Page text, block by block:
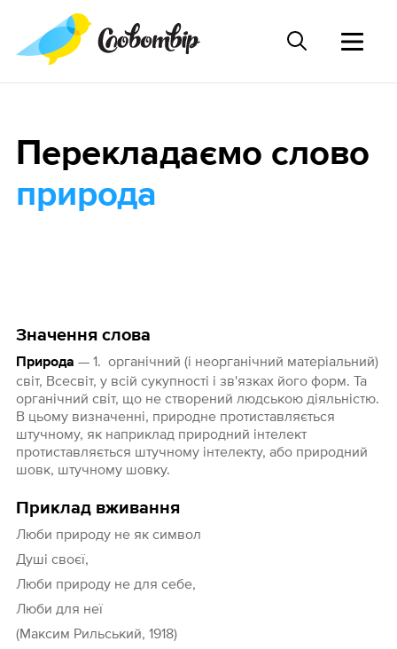
Значення слова
Природа — 1. органічний (і неорганічний матеріальний)
світ, Всесвіт, у всій сукупності і зв'язках його форм. Та
органічний світ, що не створений людською діяльністю.
В цьому визначенні, природне протиставляється
штучному, як наприклад природний інтелект
протиставляється штучному інтелекту, або природний
шовк, штучному шовку.
Приклад вживання
Люби природу не як символ
Душі своєї,
Люби природу не для себе,
Люби для неї
(Максим Рильський, 1918)
Перекладаємо слово
природа